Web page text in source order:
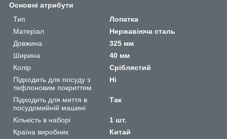
Основні атрибути
Тип
Лопатка
Матеріал
Нержавіюча сталь
Довжина
325 мм
Ширина
40 мм
Колір
Сріблястий
Підходить для посуду з
тефлоновим покриттям
Ні
Підходить для миття в
посудомийній машині
Так
Кількість в наборі
1 шт.
Країна виробник
Китай